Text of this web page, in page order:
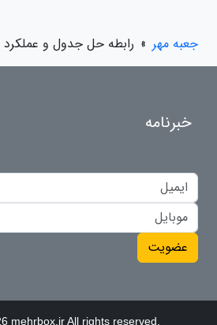
جعبه مهر » رابطه حل جدول و عملکرد
خبرنامه
عضویت
mehrbox.ir All rights reserved.